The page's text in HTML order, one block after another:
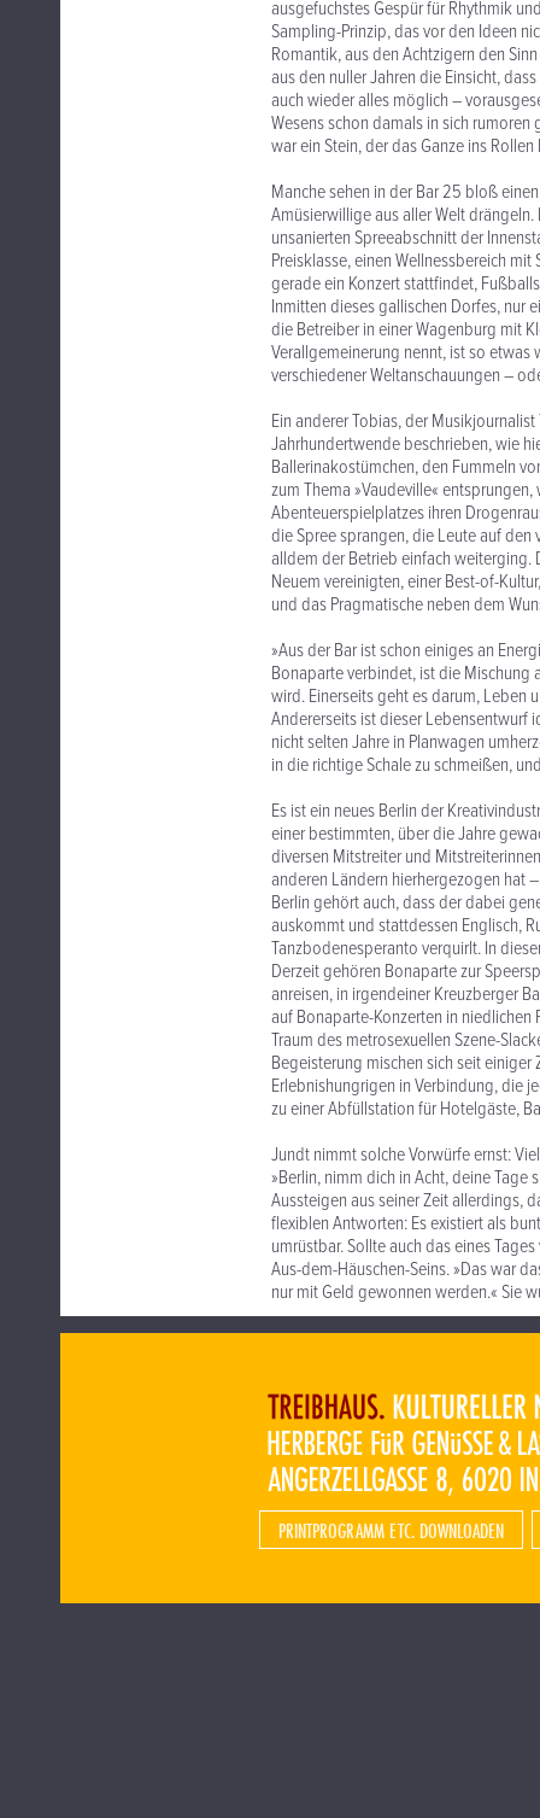
ausgefuchstes Gespür für Rhythmik
Sampling-Prinzip, das vor den Ideen
Romantik, aus den Achtzigern den
aus den nuller Jahren die Einsicht,
auch wieder alles möglich –
Wesens schon damals in sich
war ein Stein, der das Ganze ins
Manche sehen in der Bar 25 bloß
Amüsierwillige aus aller Welt
unsanierten Spreeabschnitt der
Preisklasse, einen Wellnessbereich
gerade ein Konzert stattfindet,
Inmitten dieses gallischen Dorfes, nur
die Betreiber in einer Wagenburg mit
Verallgemeinerung nennt, ist so
verschiedener Weltanschauungen –
Ein anderer Tobias, der
Jahrhundertwende beschrieben, wie
Ballerinakostümchen, den Fummeln
zum Thema »Vaudeville«
Abenteuerspielplatzes ihren
die Spree sprangen, die Leute auf
alldem der Betrieb einfach weiterging.
Neuem vereinigten, einer Best-of-
und das Pragmatische neben dem
»Aus der Bar ist schon einiges an
Bonaparte verbindet, ist die Mischung
wird. Einerseits geht es darum, Leben
Andererseits ist dieser Lebensentwurf
nicht selten Jahre in Planwagen
in die richtige Schale zu schmeißen,
Es ist ein neues Berlin der
einer bestimmten, über die Jahre
diversen Mitstreiter und
anderen Ländern hierhergezogen hat
Berlin gehört auch, dass der dabei
auskommt und stattdessen Englisch,
Tanzbodenesperanto verquirlt. In
Derzeit gehören Bonaparte zur
anreisen, in irgendeiner Kreuzberger
auf Bonaparte-Konzerten in
Traum des metrosexuellen Szene-
Begeisterung mischen sich seit
Erlebnishungrigen in Verbindung, die
zu einer Abfüllstation für Hotelgäste,
Jundt nimmt solche Vorwürfe ernst:
»Berlin, nimm dich in Acht, deine
Aussteigen aus seiner Zeit allerdings,
flexiblen Antworten: Es existiert als
umrüstbar. Sollte auch das eines
Aus-dem-Häuschen-Seins. »Das war
nur mit Geld gewonnen werden.« Sie
PRINTPROGRAMM ETC. DOWNLOADEN